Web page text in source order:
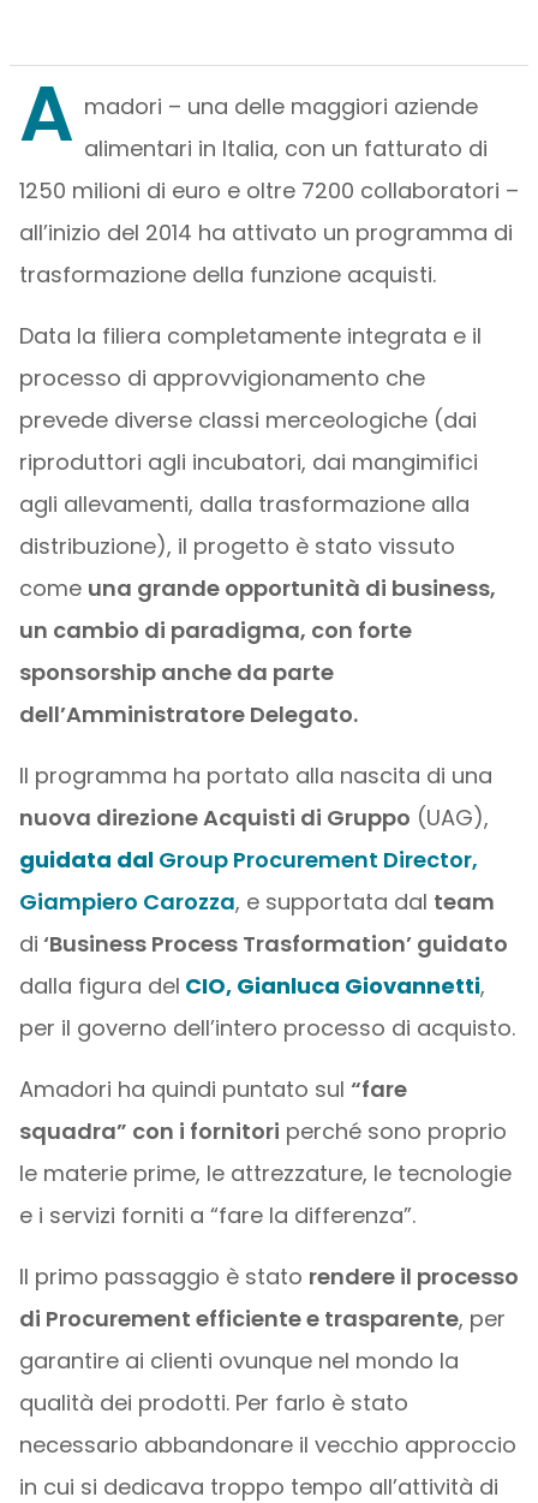
A madori – una delle maggiori aziende
alimentari in Italia, con un fatturato di
1250 milioni di euro e oltre 7200 collaboratori –
all’inizio del 2014 ha attivato un programma di
trasformazione della funzione acquisti.
Data la filiera completamente integrata e il
processo di approvvigionamento che
prevede diverse classi merceologiche (dai
riproduttori agli incubatori, dai mangimifici
agli allevamenti, dalla trasformazione alla
distribuzione), il progetto è stato vissuto
come una grande opportunità di business,
un cambio di paradigma, con forte
sponsorship anche da parte
dell’Amministratore Delegato.
Il programma ha portato alla nascita di una
nuova direzione Acquisti di Gruppo (UAG),
guidata dal Group Procurement Director,
Giampiero Carozza, e supportata dal team
di ‘Business Process Trasformation’ guidato
dalla figura del CIO, Gianluca Giovannetti,
per il governo dell’intero processo di acquisto.
Amadori ha quindi puntato sul “fare
squadra” con i fornitori perché sono proprio
le materie prime, le attrezzature, le tecnologie
e i servizi forniti a “fare la differenza”.
Il primo passaggio è stato rendere il processo
di Procurement efficiente e trasparente, per
garantire ai clienti ovunque nel mondo la
qualità dei prodotti. Per farlo è stato
necessario abbandonare il vecchio approccio
in cui si dedicava troppo tempo all’attività di